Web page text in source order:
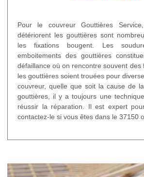
Pour le couvreur Gouttières
détériorent les gouttières sont
les fixations bougent. Les
emboitements des gouttières
défaillance où on rencontre souvent des
les gouttières soient trouées pour
couvreur, quelle que soit la cause de
gouttières, il y a toujours une
réussir la réparation. Il est expert
contactez-le si vous êtes dans le 37150